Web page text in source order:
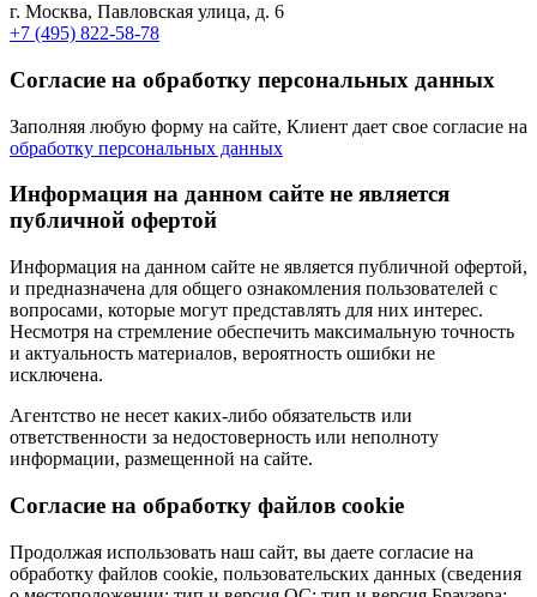
г. Москва, Павловская улица, д. 6
+7 (495) 822-58-78
Согласие на обработку персональных данных
Заполняя любую форму на сайте, Клиент дает свое согласие на
обработку персональных данных
Информация на данном сайте не является
публичной офертой
Информация на данном сайте не является публичной офертой,
и предназначена для общего ознакомления пользователей с
вопросами, которые могут представлять для них интерес.
Несмотря на стремление обеспечить максимальную точность
и актуальность материалов, вероятность ошибки не
исключена.
Агентство не несет каких-либо обязательств или
ответственности за недостоверность или неполноту
информации, размещенной на сайте.
Cогласие на обработку файлов cookie
Продолжая использовать наш сайт, вы даете согласие на
обработку файлов cookie, пользовательских данных (сведения